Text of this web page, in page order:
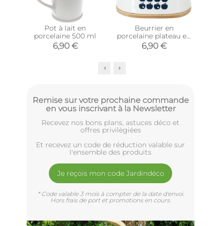
Pot à lait en
porcelaine 500 ml
6,90 €
Beurrier en
porcelaine plateau en
bambou Rétro (Blanc
et bleu)
6,90 €
Remise sur votre prochaine commande
en vous inscrivant à la Newsletter
Recevez nos bons plans, astuces déco et
offres privilègiées
Et recevez un code de réduction valable sur
l'ensemble des produits
Je reçois mon code Jardindéco
* Code valable 3 mois à compter de la date d'envoi.
Hors frais de port et promotions en cours.